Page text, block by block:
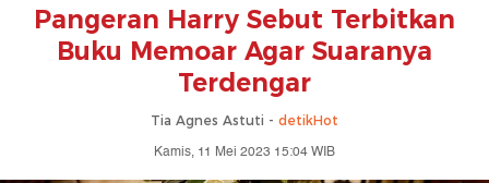
Pangeran Harry Sebut Terbitkan
Buku Memoar Agar Suaranya
Terdengar
Tia Agnes Astuti - detikHot
Kamis, 11 Mei 2023 15:04 WIB